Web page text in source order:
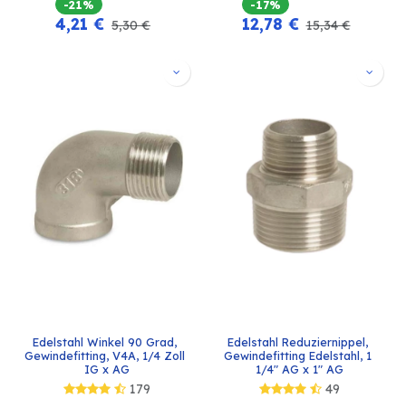
-21%
4,21 € 5,30€
-17%
12,78 € 15,34€
Edelstahl Winkel 90 Grad,
Gewindefitting, V4A, 1/4 Zoll
IG x AG
179
Edelstahl Reduziernippel,
Gewindefitting Edelstahl, 1
1/4" AG x 1" AG
49